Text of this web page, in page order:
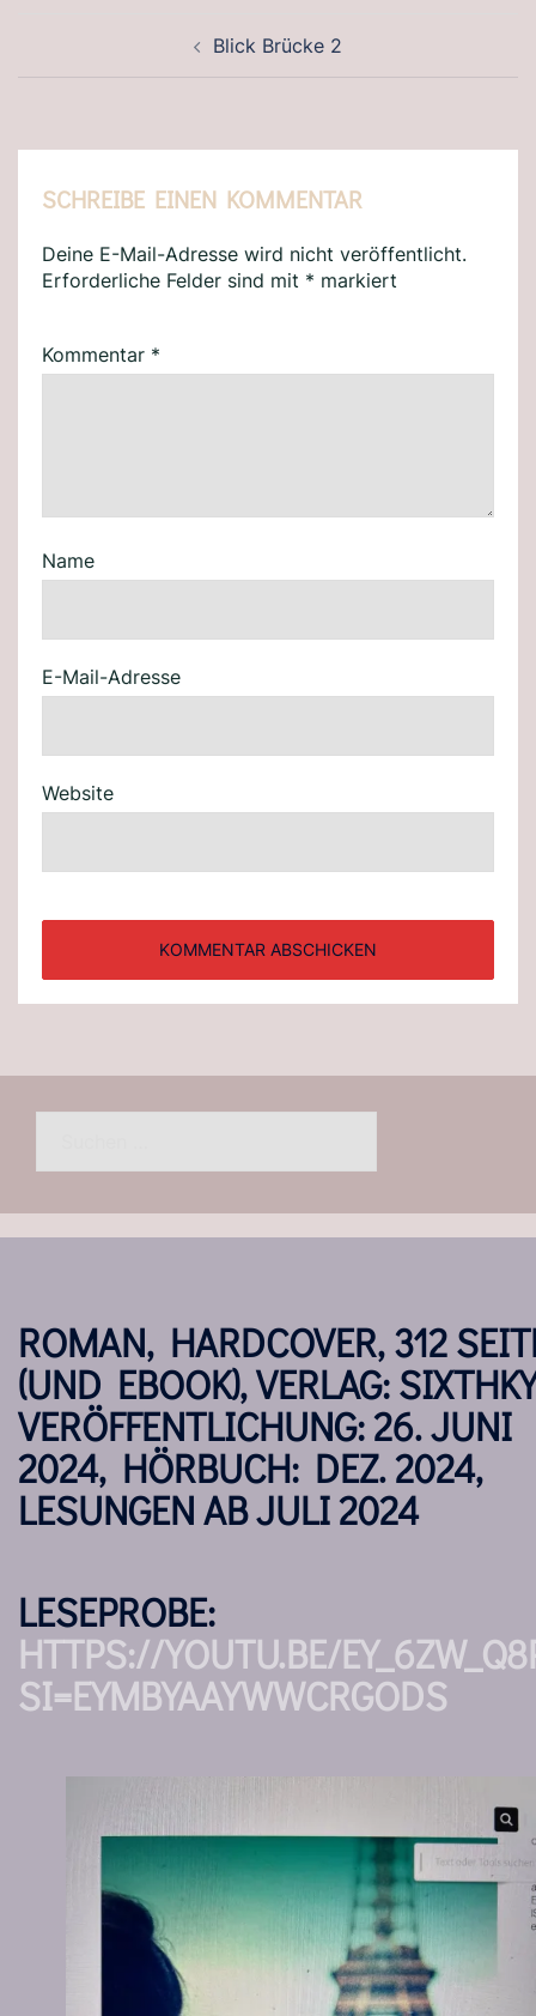
Blick Brücke 2
SCHREIBE EINEN KOMMENTAR
Deine E-Mail-Adresse wird nicht veröffentlicht.
Erforderliche Felder sind mit * markiert
Kommentar *
Name
E-Mail-Adresse
Website
ROMAN, HARDCOVER, 312
(UND EBOOK), VERLAG:
VERÖFFENTLICHUNG: 26. JUNI
2024, HÖRBUCH: DEZ. 2024,
LESUNGEN AB JULI 2024
LESEPROBE:
HTTPS://YOUTU.BE/
SI=EYMBYAAYWWCRGODS